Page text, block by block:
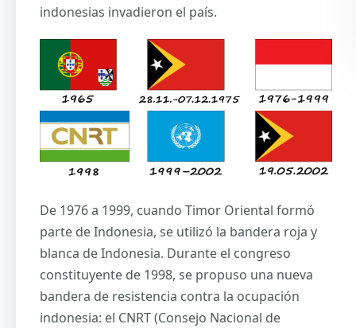
indonesias invadieron el país.
De 1976 a 1999, cuando Timor Oriental formó
parte de Indonesia, se utilizó la bandera roja y
blanca de Indonesia. Durante el congreso
constituyente de 1998, se propuso una nueva
bandera de resistencia contra la ocupación
indonesia: el CNRT (Consejo Nacional de